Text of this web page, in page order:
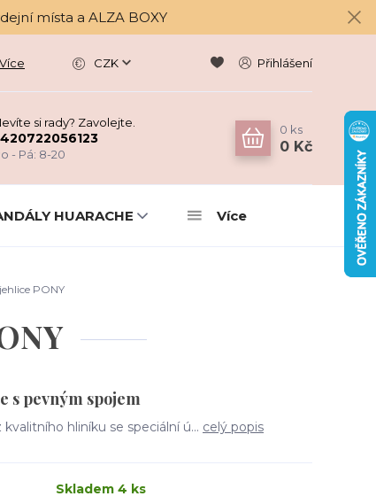
místa a ALZA BOXY
Více CZK Přihlášení
si rady? Zavolejte.
- Pá: 8-20
0 ks
0 Kč
HUARACHE Více
PONY
s pevným spojem
hliníku se speciální ú... celý popis
Skladem 4 ks